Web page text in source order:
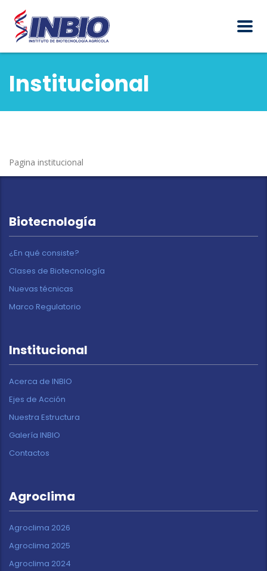
Institucional
Pagina institucional
Biotecnología
¿En qué consiste?
Clases de Biotecnología
Nuevas técnicas
Marco Regulatorio
Institucional
Acerca de INBIO
Ejes de Acción
Nuestra Estructura
Galería INBIO
Contactos
Agroclima
Agroclima 2026
Agroclima 2025
Agroclima 2024